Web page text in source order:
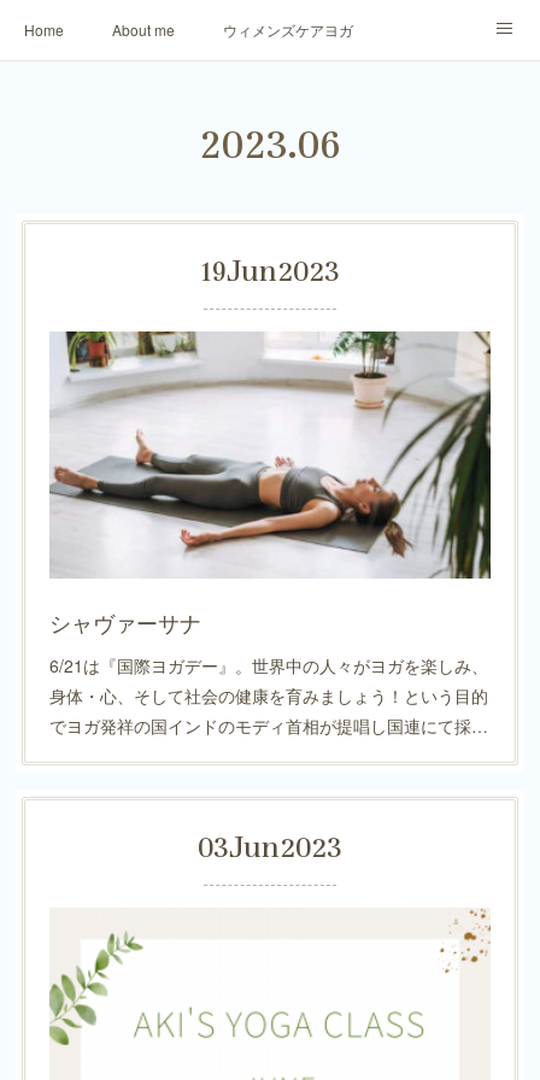
Home About me ウィメンズケアヨガ
生徒さまからのご感想
2023.06
19Jun2023
シャヴァーサナ
6/21は『国際ヨガデー』。世界中の人々がヨガを楽しみ、
身体・心、そして社会の健康を育みましょう！という目的
でヨガ発祥の国インドのモディ首相が提唱し国連にて採…
03Jun2023